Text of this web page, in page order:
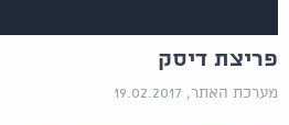
פריצת דיסק
מערכת האתר, 19.02.2017